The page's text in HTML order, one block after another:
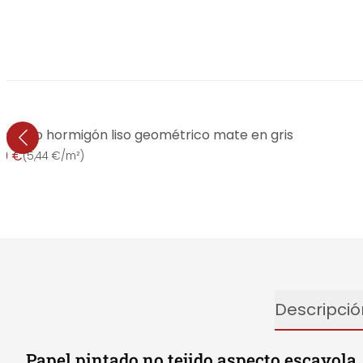
hormigón liso geométrico mate en gris
€(5,44 €/m²)